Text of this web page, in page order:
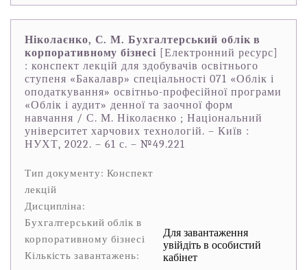
Ніколаєнко, С. М. Бухгалтерський облік в
корпоративному бізнесі [Електронний ресурс]
: конспект лекцій для здобувачів освітнього
ступеня «Бакалавр» спеціальності 071 «Облік і
оподаткування» освітньо-професійної програми
«Облік і аудит» денної та заочної форм
навчання / С. М. Ніколаєнко ; Національний
університет харчових технологій. – Київ :
НУХТ, 2022. – 61 с. – №49.221
Тип документу: Конспект
лекцій
Дисципліна:
Бухгалтерський облік в
корпоративному бізнесі
Кількість завантажень:
Для завантаження
увійдіть в особистий
кабінет